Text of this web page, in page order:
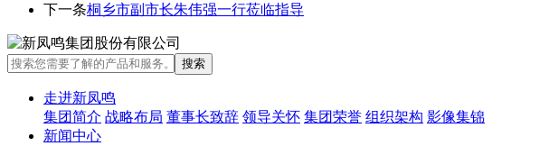
下一条桐乡市副市长朱伟强一行莅临指导
走进新凤鸣
集团简介 战略布局 董事长致辞 领导关怀 集团荣誉 组织架构 影像集锦
新闻中心